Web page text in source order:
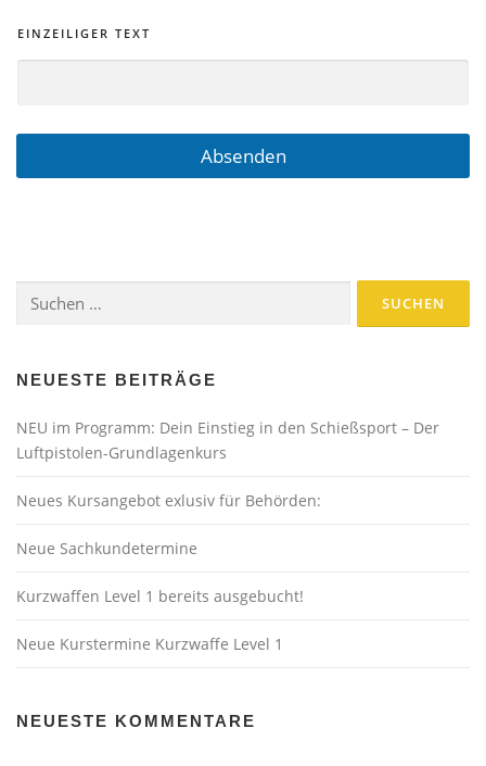
EINZEILIGER TEXT
Absenden
nach:
NEUESTE BEITRÄGE
NEU im Programm: Dein Einstieg in den Schießsport – Der
Luftpistolen-Grundlagenkurs
Neues Kursangebot exlusiv für Behörden:
Neue Sachkundetermine
Kurzwaffen Level 1 bereits ausgebucht!
Neue Kurstermine Kurzwaffe Level 1
NEUESTE KOMMENTARE